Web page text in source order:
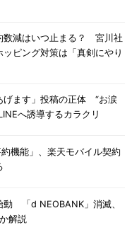
数減はいつ止まる？ 宮川社
ピング対策は「真剣にやり
げます」投稿の正体 “お涙
へ誘導するカラクリ
機能」、楽天モバイル契約
動 「d NEOBANK」消滅、
解説